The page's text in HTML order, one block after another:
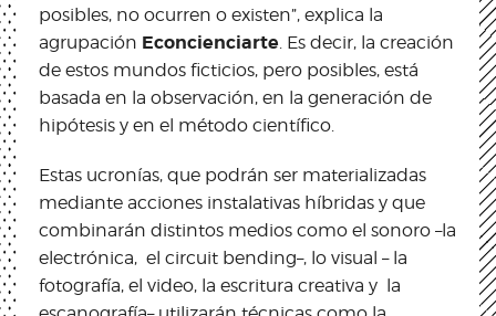
posibles, no ocurren o existen”, explica la
agrupación Econcienciarte. Es decir, la creación
de estos mundos ficticios, pero posibles, está
basada en la observación, en la generación de
hipótesis y en el método científico.
Estas ucronías, que podrán ser materializadas
mediante acciones instalativas híbridas y que
combinarán distintos medios como el sonoro –la
electrónica, el circuit bending–, lo visual – la
fotografía, el video, la escritura creativa y la